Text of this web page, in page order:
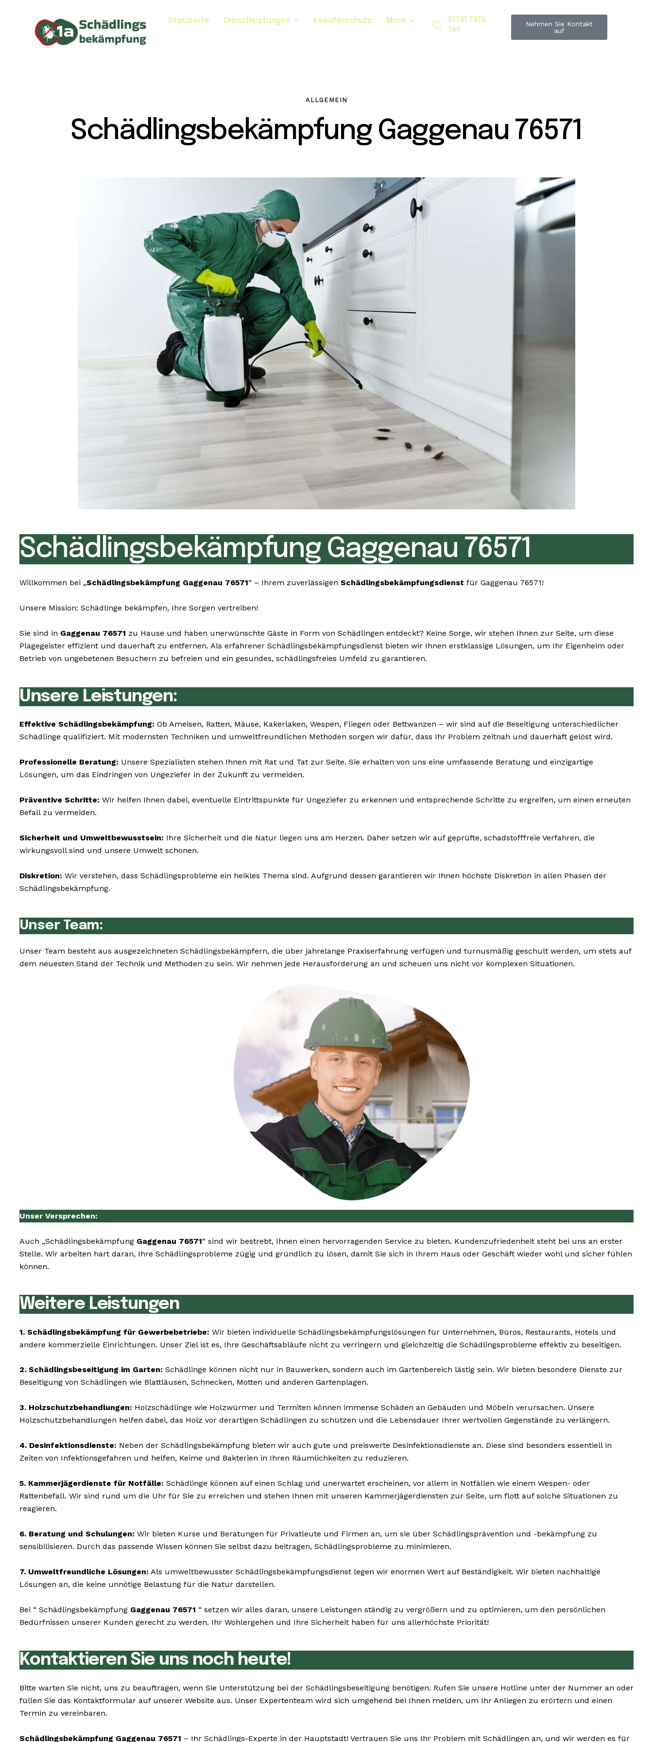
Startseite Dienstleistungen kaeuferschutz More
01761 7978
795
Nehmen Sie Kontakt
auf
ALLGEMEIN
Schädlingsbekämpfung Gaggenau 76571
Schädlingsbekämpfung Gaggenau 76571
Willkommen bei „Schädlingsbekämpfung Gaggenau 76571“ – Ihrem zuverlässigen Schädlingsbekämpfungsdienst für Gaggenau 76571!
Unsere Mission: Schädlinge bekämpfen, Ihre Sorgen vertreiben!
Sie sind in Gaggenau 76571 zu Hause und haben unerwünschte Gäste in Form von Schädlingen entdeckt? Keine Sorge, wir stehen Ihnen zur Seite, um diese
Plagegeister effizient und dauerhaft zu entfernen. Als erfahrener Schädlingsbekämpfungsdienst bieten wir Ihnen erstklassige Lösungen, um Ihr Eigenheim oder
Betrieb von ungebetenen Besuchern zu befreien und ein gesundes, schädlingsfreies Umfeld zu garantieren.
Unsere Leistungen:
Effektive Schädlingsbekämpfung: Ob Ameisen, Ratten, Mäuse, Kakerlaken, Wespen, Fliegen oder Bettwanzen – wir sind auf die Beseitigung unterschiedlicher
Schädlinge qualifiziert. Mit modernsten Techniken und umweltfreundlichen Methoden sorgen wir dafür, dass Ihr Problem zeitnah und dauerhaft gelöst wird.
Professionelle Beratung: Unsere Spezialisten stehen Ihnen mit Rat und Tat zur Seite. Sie erhalten von uns eine umfassende Beratung und einzigartige
Lösungen, um das Eindringen von Ungeziefer in der Zukunft zu vermeiden.
Präventive Schritte: Wir helfen Ihnen dabei, eventuelle Eintrittspunkte für Ungeziefer zu erkennen und entsprechende Schritte zu ergreifen, um einen erneuten
Befall zu vermeiden.
Sicherheit und Umweltbewusstsein: Ihre Sicherheit und die Natur liegen uns am Herzen. Daher setzen wir auf geprüfte, schadstofffreie Verfahren, die
wirkungsvoll sind und unsere Umwelt schonen.
Diskretion: Wir verstehen, dass Schädlingsprobleme ein heikles Thema sind. Aufgrund dessen garantieren wir Ihnen höchste Diskretion in allen Phasen der
Schädlingsbekämpfung.
Unser Team:
Unser Team besteht aus ausgezeichneten Schädlingsbekämpfern, die über jahrelange Praxiserfahrung verfügen und turnusmäßig geschult werden, um stets auf
dem neuesten Stand der Technik und Methoden zu sein. Wir nehmen jede Herausforderung an und scheuen uns nicht vor komplexen Situationen.
Unser Versprechen:
Auch „Schädlingsbekämpfung Gaggenau 76571“ sind wir bestrebt, Ihnen einen hervorragenden Service zu bieten. Kundenzufriedenheit steht bei uns an erster
Stelle. Wir arbeiten hart daran, Ihre Schädlingsprobleme zügig und gründlich zu lösen, damit Sie sich in Ihrem Haus oder Geschäft wieder wohl und sicher fühlen
können.
Weitere Leistungen
1. Schädlingsbekämpfung für Gewerbebetriebe: Wir bieten individuelle Schädlingsbekämpfungslösungen für Unternehmen, Büros, Restaurants, Hotels und
andere kommerzielle Einrichtungen. Unser Ziel ist es, Ihre Geschäftsabläufe nicht zu verringern und gleichzeitig die Schädlingsprobleme effektiv zu beseitigen.
2. Schädlingsbeseitigung im Garten: Schädlinge können nicht nur in Bauwerken, sondern auch im Gartenbereich lästig sein. Wir bieten besondere Dienste zur
Beseitigung von Schädlingen wie Blattläusen, Schnecken, Motten und anderen Gartenplagen.
3. Holzschutzbehandlungen: Holzschädlinge wie Holzwürmer und Termiten können immense Schäden an Gebäuden und Möbeln verursachen. Unsere
Holzschutzbehandlungen helfen dabei, das Holz vor derartigen Schädlingen zu schützen und die Lebensdauer Ihrer wertvollen Gegenstände zu verlängern.
4. Desinfektionsdienste: Neben der Schädlingsbekämpfung bieten wir auch gute und preiswerte Desinfektionsdienste an. Diese sind besonders essentiell in
Zeiten von Infektionsgefahren und helfen, Keime und Bakterien in Ihren Räumlichkeiten zu reduzieren.
5. Kammerjägerdienste für Notfälle: Schädlinge können auf einen Schlag und unerwartet erscheinen, vor allem in Notfällen wie einem Wespen- oder
Rattenbefall. Wir sind rund um die Uhr für Sie zu erreichen und stehen Ihnen mit unseren Kammerjägerdiensten zur Seite, um flott auf solche Situationen zu
reagieren.
6. Beratung und Schulungen: Wir bieten Kurse und Beratungen für Privatleute und Firmen an, um sie über Schädlingsprävention und -bekämpfung zu
sensibilisieren. Durch das passende Wissen können Sie selbst dazu beitragen, Schädlingsprobleme zu minimieren.
7. Umweltfreundliche Lösungen: Als umweltbewusster Schädlingsbekämpfungsdienst legen wir enormen Wert auf Beständigkeit. Wir bieten nachhaltige
Lösungen an, die keine unnötige Belastung für die Natur darstellen.
Bei “ Schädlingsbekämpfung Gaggenau 76571 “ setzen wir alles daran, unsere Leistungen ständig zu vergrößern und zu optimieren, um den persönlichen
Bedürfnissen unserer Kunden gerecht zu werden. Ihr Wohlergehen und Ihre Sicherheit haben für uns allerhöchste Priorität!
Kontaktieren Sie uns noch heute!
Bitte warten Sie nicht, uns zu beauftragen, wenn Sie Unterstützung bei der Schädlingsbeseitigung benötigen. Rufen Sie unsere Hotline unter der Nummer an oder
füllen Sie das Kontaktformular auf unserer Website aus. Unser Expertenteam wird sich umgehend bei Ihnen melden, um Ihr Anliegen zu erörtern und einen
Termin zu vereinbaren.
Schädlingsbekämpfung Gaggenau 76571 – Ihr Schädlings-Experte in der Hauptstadt! Vertrauen Sie uns Ihr Problem mit Schädlingen an, und wir werden es für